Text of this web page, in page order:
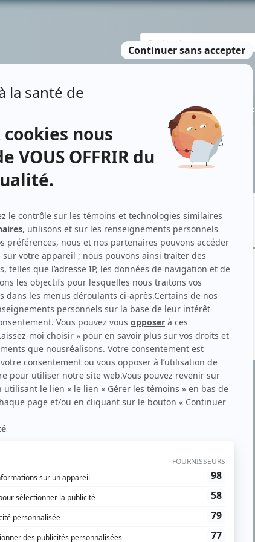
NOUS CONTACTER
( Passeur ado)
écran. Celui qu’on surnomme parfois «l’encyclopédie de
la télé québécoise. On peut l’entendre régulièrement